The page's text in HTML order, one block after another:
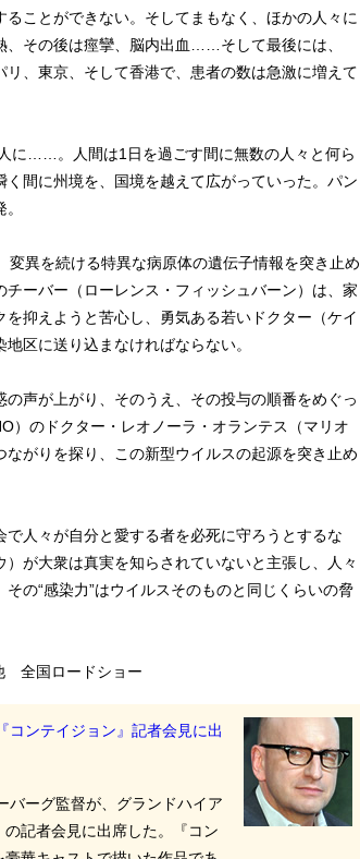
ことができない。そしてまもなく、ほかの人々に
、その後は痙攣、脳内出血……そして最後には、
、東京、そして香港で、患者の数は急激に増えて
に……。人間は1日を過ごす間に無数の人々と何ら
間に州境を、国境を越えて広がっていった。パン
異を続ける特異な病原体の遺伝子情報を突き止め
ーバー（ローレンス・フィッシュバーン）は、家
抑えようと苦心し、勇気ある若いドクター（ケイ
区に送り込まなければならない。
声が上がり、そのうえ、その投与の順番をめぐっ
）のドクター・レオノーラ・オランテス（マリオ
がりを探り、この新型ウイルスの起源を突き止め
人々が自分と愛する者を必死に守ろうとするな
が大衆は真実を知らされていないと主張し、人々
の“感染力”はウイルスそのものと同じくらいの脅
全国ロードショー
コンテイジョン』記者会見に出
バーグ監督が、グランドハイア
記者会見に出席した。『コン